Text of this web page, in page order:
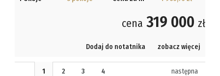
cena 319 000 zł
Dodaj do notatnika zobacz więcej
1 2 3 4 następna